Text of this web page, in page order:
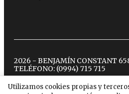
Utilizamos cookies propias y
2026 - BENJAMÍN CONSTANT
TELÉFONO: (0994) 715 715